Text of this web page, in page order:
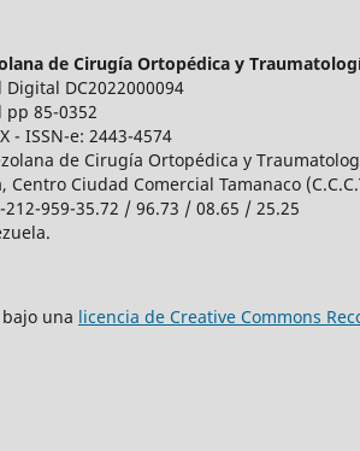
de Cirugía Ortopédica y
Digital DC2022000094
pp 85-0352
- ISSN-e: 2443-4574
de Cirugía Ortopédica y
Centro Ciudad Comercial Tamanaco
212-959-35.72 / 96.73 / 08.65 / 25.25
una licencia de Creative Commons